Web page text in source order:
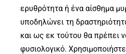
ερυθρότητα ή ένα αίσθημα
υποδηλώνει τη
και ως εκ τούτου θα πρέπει
φυσιολογικό.